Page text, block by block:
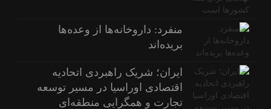
منفرد: داروخانه‌ها از وعده‌ها
بریده‌اند
ایران؛ شریک راهبردی اتحادیه
اقتصادی اوراسیا در مسیر توسعه
تجارت و همگرایی منطقه‌ای